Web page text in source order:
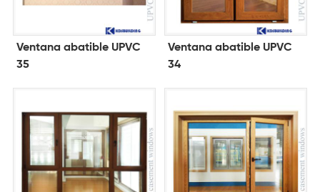
Ventana abatible UPVC
35
Ventana abatible UPVC
34